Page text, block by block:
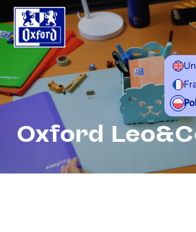
Przejdź do treści
Oxford